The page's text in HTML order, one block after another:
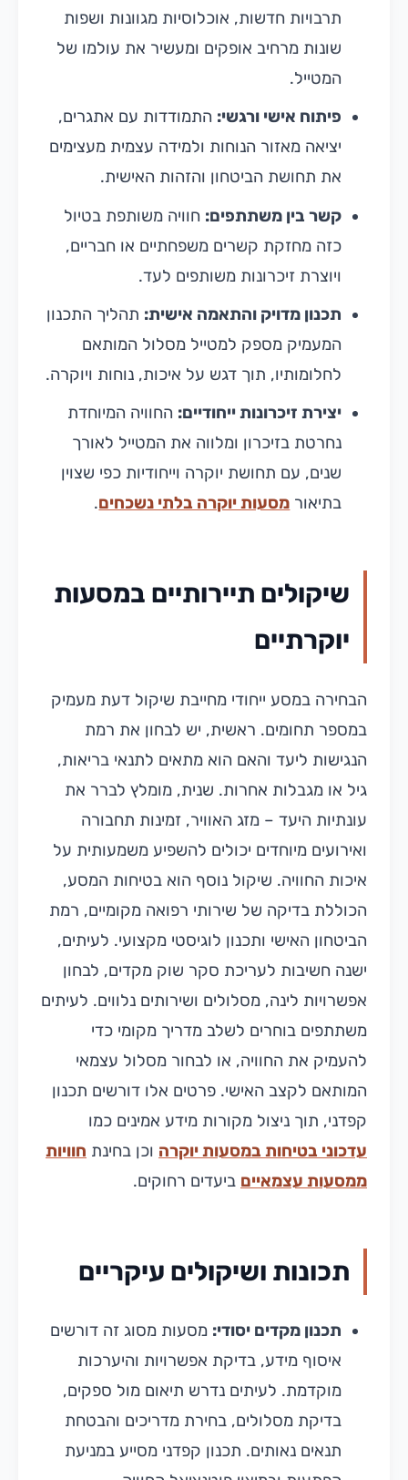
תרבויות חדשות, אוכלוסיות מגוונות ושפות
שונות מרחיב אופקים ומעשיר את עולמו של
המטייל.
פיתוח אישי ורגשי: התמודדות עם אתגרים,
יציאה מאזור הנוחות ולמידה עצמית מעצימים
את תחושת הביטחון והזהות האישית.
קשר בין משתתפים: חוויה משותפת בטיול
כזה מחזקת קשרים משפחתיים או חבריים,
ויוצרת זיכרונות משותפים לעד.
תכנון מדויק והתאמה אישית: תהליך התכנון
המעמיק מספק למטייל מסלול המותאם
לחלומותיו, תוך דגש על איכות, נוחות ויוקרה.
יצירת זיכרונות ייחודיים: החוויה המיוחדת
נחרטת בזיכרון ומלווה את המטייל לאורך
שנים, עם תחושת יוקרה וייחודיות כפי שצוין
בתיאור מסעות יוקרה בלתי נשכחים.
שיקולים תיירותיים במסעות
יוקרתיים
הבחירה במסע ייחודי מחייבת שיקול דעת מעמיק
במספר תחומים. ראשית, יש לבחון את רמת
הנגישות ליעד והאם הוא מתאים לתנאי בריאות,
גיל או מגבלות אחרות. שנית, מומלץ לברר את
עונתיות היעד – מזג האוויר, זמינות תחבורה
ואירועים מיוחדים יכולים להשפיע משמעותית על
איכות החוויה. שיקול נוסף הוא בטיחות המסע,
הכוללת בדיקה של שירותי רפואה מקומיים, רמת
הביטחון האישי ותכנון לוגיסטי מקצועי. לעיתים,
ישנה חשיבות לעריכת סקר שוק מקדים, לבחון
אפשרויות לינה, מסלולים ושירותים נלווים. לעיתים
משתתפים בוחרים לשלב מדריך מקומי כדי
להעמיק את החוויה, או לבחור מסלול עצמאי
המותאם לקצב האישי. פרטים אלו דורשים תכנון
קפדני, תוך ניצול מקורות מידע אמינים כמו
עדכוני בטיחות במסעות יוקרה וכן בחינת חוויות
ממסעות עצמאיים ביעדים רחוקים.
תכונות ושיקולים עיקריים
תכנון מקדים יסודי: מסעות מסוג זה דורשים
איסוף מידע, בדיקת אפשרויות והיערכות
מוקדמת. לעיתים נדרש תיאום מול ספקים,
בדיקת מסלולים, בחירת מדריכים והבטחת
תנאים נאותים. תכנון קפדני מסייע במניעת